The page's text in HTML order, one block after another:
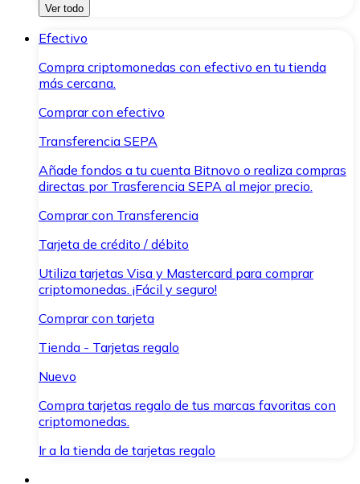
Ver todo
Efectivo
Compra criptomonedas con efectivo en tu tienda
más cercana.
Comprar con efectivo
Transferencia SEPA
Añade fondos a tu cuenta Bitnovo o realiza compras
directas por Trasferencia SEPA al mejor precio.
Comprar con Transferencia
Tarjeta de crédito / débito
Utiliza tarjetas Visa y Mastercard para comprar
criptomonedas. ¡Fácil y seguro!
Comprar con tarjeta
Tienda - Tarjetas regalo
Nuevo
Compra tarjetas regalo de tus marcas favoritas con
criptomonedas.
Ir a la tienda de tarjetas regalo